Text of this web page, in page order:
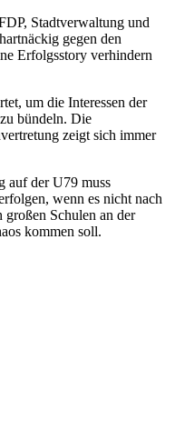
Stadtverwaltung und
gegen den
Erfolgsstory verhindern
um die Interessen der
bündeln. Die
zeigt sich immer
auf der U79 muss
wenn es nicht nach
Schulen an der
kommen soll.